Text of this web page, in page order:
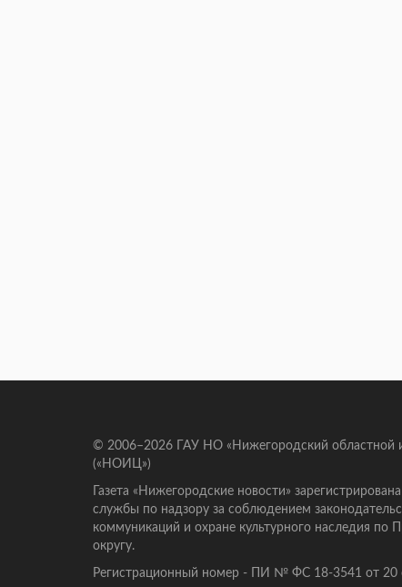
© 2006–2026 ГАУ НО «Нижегородский областной
(«НОИЦ»)
Газета «Нижегородские новости»
службы по надзору за соблюдением
коммуникаций и охране культурного наследия по
округу.
Регистрационный номер - ПИ № ФС 18-3541 от 20